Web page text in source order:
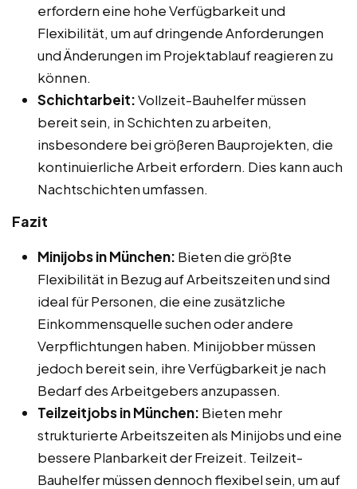
erfordern eine hohe Verfügbarkeit und
Flexibilität, um auf dringende Anforderungen
und Änderungen im Projektablauf reagieren zu
können.
Schichtarbeit:Vollzeit-Bauhelfer müssen
bereit sein, in Schichten zu arbeiten,
insbesondere bei größeren Bauprojekten, die
kontinuierliche Arbeit erfordern. Dies kann auch
Nachtschichten umfassen.
Fazit
Minijobs in München: Bieten die größte
Flexibilität in Bezug auf Arbeitszeiten und sind
ideal für Personen, die eine zusätzliche
Einkommensquelle suchen oder andere
Verpflichtungen haben. Minijobber müssen
jedoch bereit sein, ihre Verfügbarkeit je nach
Bedarf des Arbeitgebers anzupassen.
Teilzeitjobs in München: Bieten mehr
strukturierte Arbeitszeiten als Minijobs und eine
bessere Planbarkeit der Freizeit. Teilzeit-
Bauhelfer müssen dennoch flexibel sein, um auf